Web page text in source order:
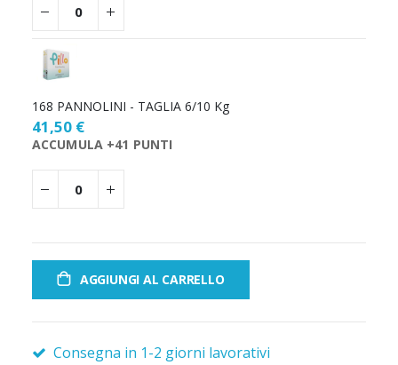
168 PANNOLINI - TAGLIA 6/10 Kg
41,50 €
ACCUMULA +41 PUNTI
AGGIUNGI AL CARRELLO
Consegna in 1-2 giorni lavorativi